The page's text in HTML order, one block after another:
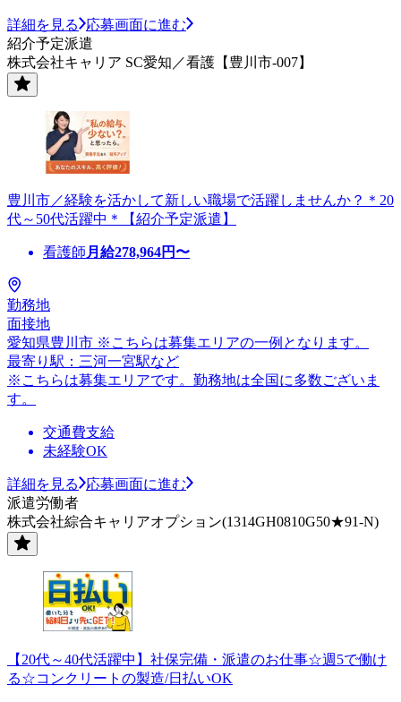
詳細を見る
応募画面に進む
紹介予定派遣
株式会社キャリア SC愛知／看護【豊川市-007】
豊川市／経験を活かして新しい職場で活躍しませんか？＊20
代～50代活躍中＊【紹介予定派遣】
看護師 月給278,964円〜
勤務地
面接地
愛知県豊川市 ※こちらは募集エリアの一例となります。
最寄り駅：三河一宮駅など
※こちらは募集エリアです。勤務地は全国に多数ございま
す。
交通費支給
未経験OK
詳細を見る
応募画面に進む
派遣労働者
株式会社綜合キャリアオプション(1314GH0810G50★91-N)
【20代～40代活躍中】社保完備・派遣のお仕事☆週5で働け
る☆コンクリートの製造/日払いOK